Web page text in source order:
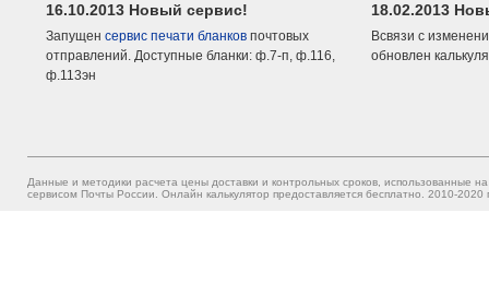
16.10.2013 Новый сервис!
Запущен сервис печати бланков почтовых
отправлений. Доступные бланки: ф.7-п, ф.116,
ф.113эн
18.02.2013
Всвязи с
обновлен
Данные и методики расчета цены доставки и контрольных сроков, использованные
сервисом Почты России. Онлайн калькулятор предоставляется бесплатно. 2010-2020